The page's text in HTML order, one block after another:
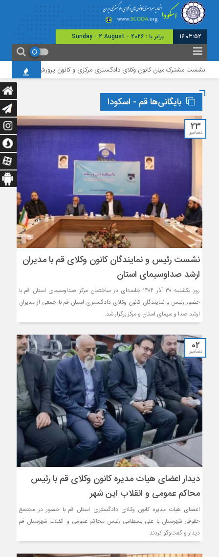
16:03:53 امروز :
نشست مشترک میان کانون وکلای دادگستری مرکزی و کانون پرورش فکری استان
بایگانی‌ها قم - اسکودا
23
دسامبر
نشست رئیس و نمایندگان کانون وکلای قم با مدیران
ارشد صداوسیمای استان
روز یکشنبه ۳۰ آذر ۱۴۰۴ جلسه‌ای در ساختمان مرکز صداوسیمای استان قم با
حضور رئیس و نمایندگان کانون وکلای دادگستری استان قم با جمعی از مدیران
ارشد صدا و سیمای استان و مرکز برگزار شد.
02
دسامبر
دیدار اعضای هیات مدیره کانون وکلای قم با رئیس
محاکم عمومی و انقلاب این شهر
اعضای هیات مدیره کانون وکلای دادگستری استان قم با حضور در مجتمع
حقوقی شهرستان با علی بسطامی رئیس محاکم عمومی و انقلاب شهرستان قم
دیدار و گفت‌وگو کردند.